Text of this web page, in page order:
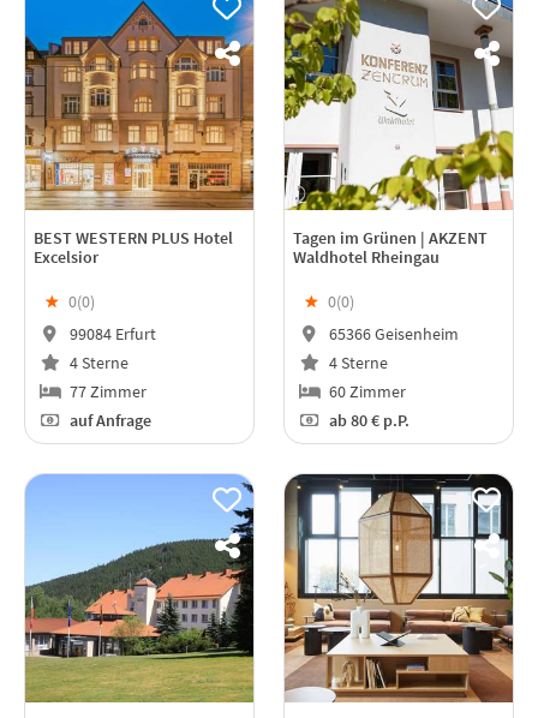
BEST WESTERN PLUS Hotel
Excelsior
★ 0(0)
99084 Erfurt
4 Sterne
77 Zimmer
auf Anfrage
Tagen im Grünen | AKZENT
Waldhotel Rheingau
★ 0(0)
65366 Geisenheim
4 Sterne
60 Zimmer
ab80 € p.P.